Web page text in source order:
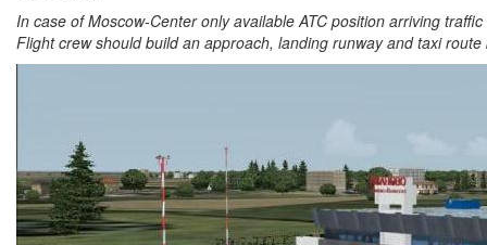
In case of Moscow-Center only available ATC position arriving
Flight crew should build an approach, landing runway and taxi